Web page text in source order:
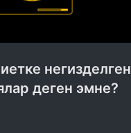
негизделген
деген эмне?